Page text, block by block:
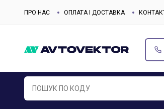
ПРО НАС ОПЛАТА І ДОСТАВКА